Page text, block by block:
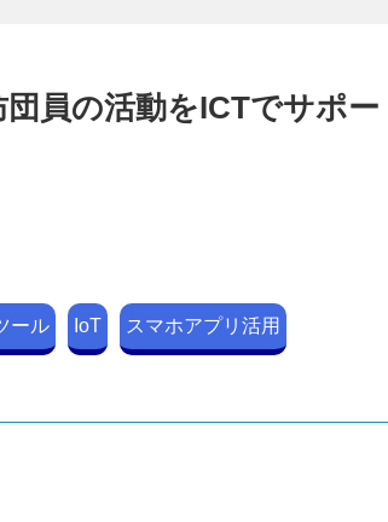
員の活動をICTでサポー
ール IoT スマホアプリ活用